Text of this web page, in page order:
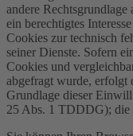
andere
ein berechtigtes
Cookies zur technisch
seiner Dienste. Sofern
Cookies und
abgefragt wurde, erfolgt
Grundlage dieser
25 Abs. 1 TDDDG);